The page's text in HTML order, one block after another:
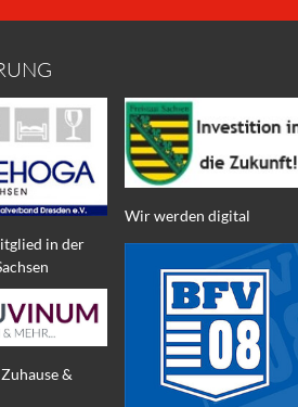
in der
&
Wir werden digital